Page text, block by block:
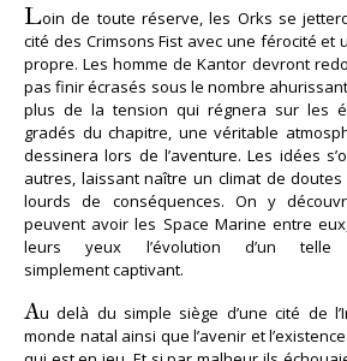
Loin de toute réserve, les Orks se
cité des Crimsons Fist avec une férocité et
propre. Les homme de Kantor devront
pas finir écrasés sous le nombre
plus de la tension qui régnera sur les
gradés du chapitre, une véritable
dessinera lors de l’aventure. Les idées
autres, laissant naître un climat de
lourds de conséquences. On y
peuvent avoir les Space Marine entre
leurs yeux l’évolution d’un
simplement captivant.
Au delà du simple siège d’une cité de
monde natal ainsi que l’avenir et